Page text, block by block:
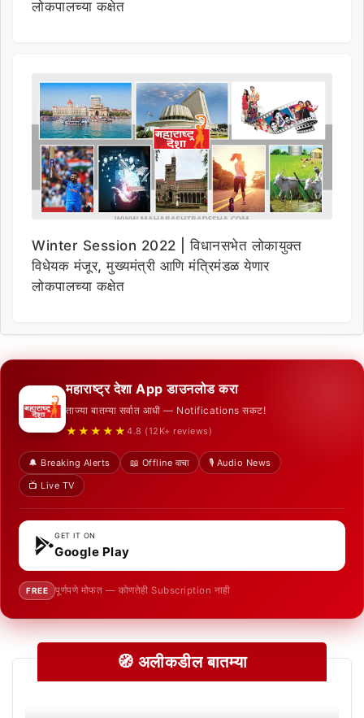
लोकपालच्या कक्षेत
Winter Session 2022 | विधानसभेत लोकायुक्त
विधेयक मंजूर, मुख्यमंत्री आणि मंत्रिमंडळ येणार
लोकपालच्या कक्षेत
महाराष्ट्र देशा App डाउनलोड करा
ताज्या बातम्या सर्वात आधी — Notifications सकट!
★★★★★ 4.8 (12K+ reviews)
🔔 Breaking Alerts 📖 Offline वाचा
🎙️ Audio News
📺 Live TV
GET IT ON
Google Play
FREE पूर्णपणे मोफत — कोणतेही Subscription नाही
🧭 अलीकडील बातम्या